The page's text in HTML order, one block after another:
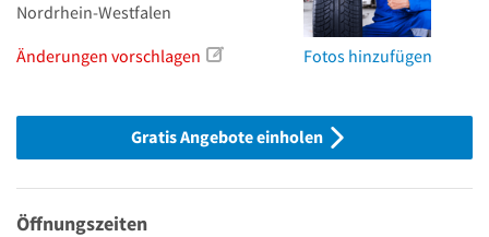
Nordrhein-Westfalen
Änderungen vorschlagen
Fotos hinzufügen
Gratis Angebote einholen
Öffnungszeiten